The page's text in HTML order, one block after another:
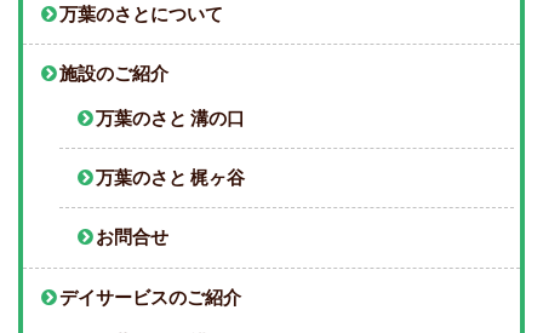
万葉のさとについて
施設のご紹介
万葉のさと 溝の口
万葉のさと 梶ヶ谷
お問合せ
デイサービスのご紹介